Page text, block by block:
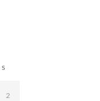
S
2